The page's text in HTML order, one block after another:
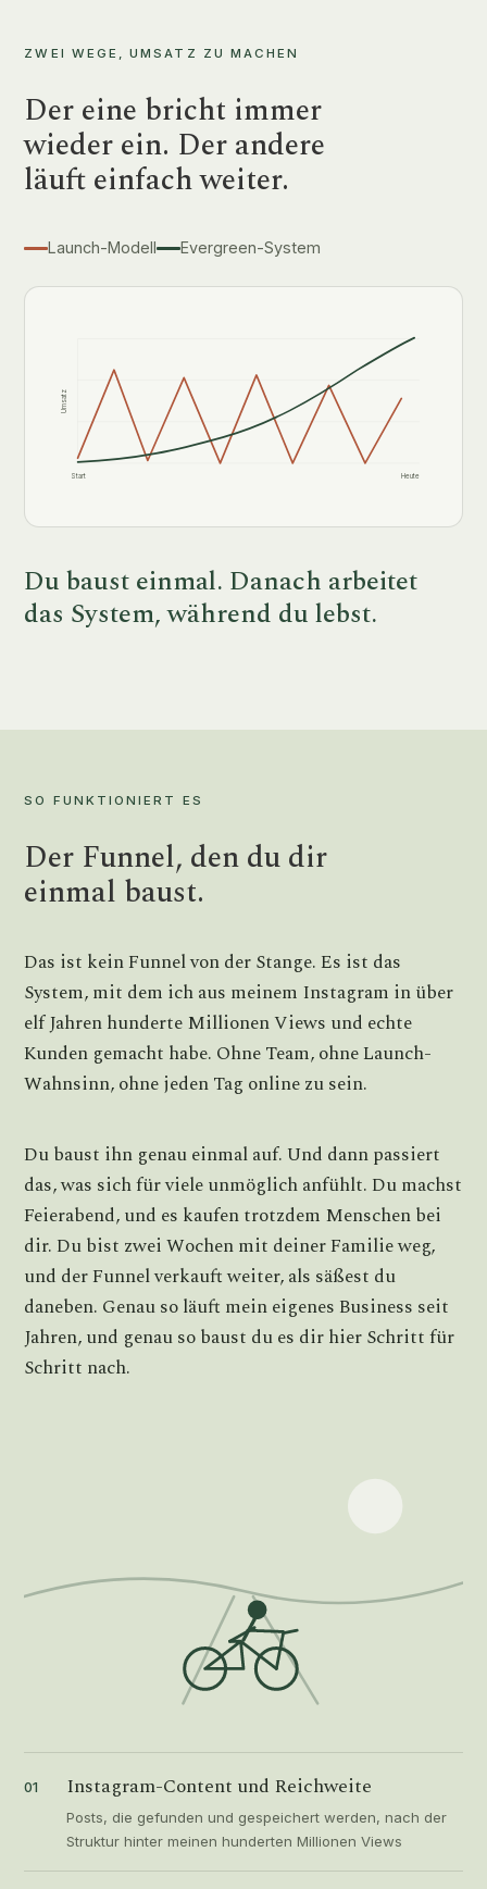
ZWEI WEGE, UMSATZ ZU MACHEN
Der eine bricht immer
wieder ein. Der andere
läuft einfach weiter.
Launch-Modell Evergreen-System
Start Heute
Umsatz
Du baust einmal. Danach arbeitet
das System, während du lebst.
SO FUNKTIONIERT ES
Der Funnel, den du dir
einmal baust.
Das ist kein Funnel von der Stange. Es ist das
System, mit dem ich aus meinem Instagram in über
elf Jahren hunderte Millionen Views und echte
Kunden gemacht habe. Ohne Team, ohne Launch-
Wahnsinn, ohne jeden Tag online zu sein.
Du baust ihn genau einmal auf. Und dann passiert
das, was sich für viele unmöglich anfühlt. Du machst
Feierabend, und es kaufen trotzdem Menschen bei
dir. Du bist zwei Wochen mit deiner Familie weg,
und der Funnel verkauft weiter, als säßest du
daneben. Genau so läuft mein eigenes Business seit
Jahren, und genau so baust du es dir hier Schritt für
Schritt nach.
01 Instagram-Content und Reichweite
Posts, die gefunden und gespeichert werden, nach der
Struktur hinter meinen hunderten Millionen Views